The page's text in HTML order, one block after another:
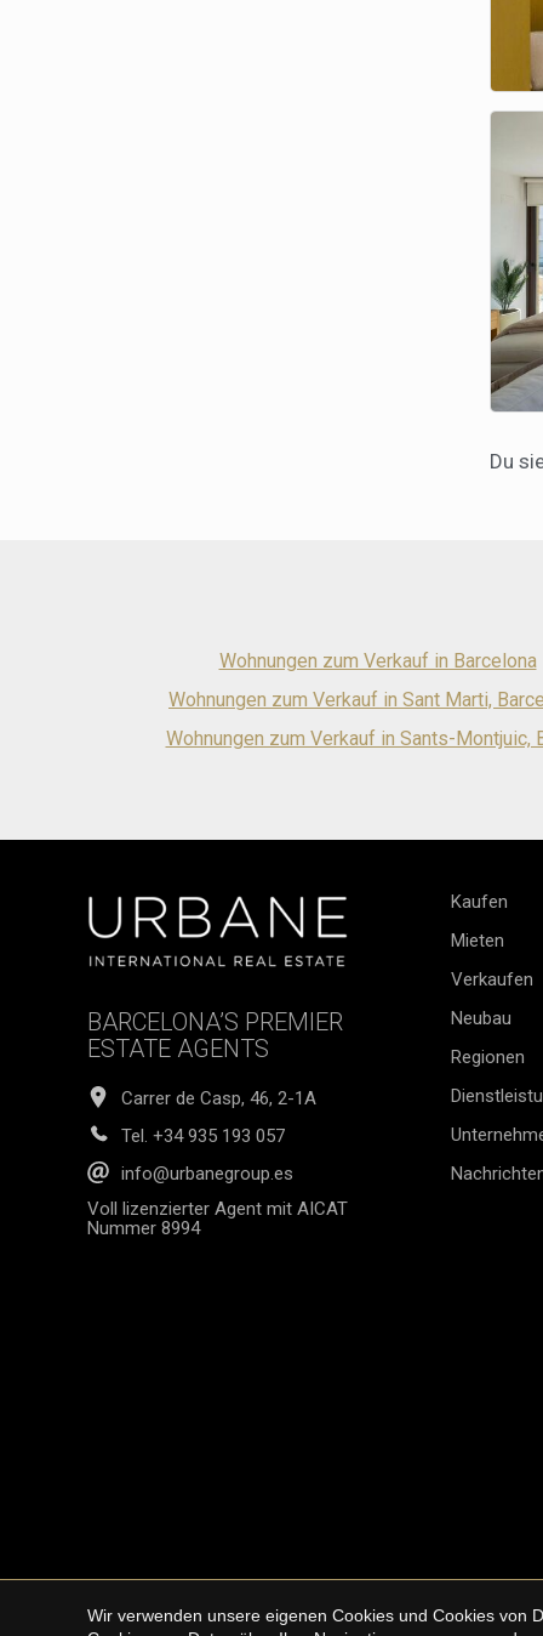
Du
Wohnungen zum Verkauf in Barcelona
Wohnungen zum Verkauf in Sant Marti,
Wohnungen zum Verkauf in Sants-Montjuic,
BARCELONA’S PREMIER
ESTATE AGENTS
Carrer de Casp, 46, 2-1A
Tel. +34 935 193 057
info@urbanegroup.es
Voll lizenzierter Agent mit AICAT
Nummer 8994
Kaufen
Mieten
Verkaufen
Neubau
Regionen
Wir verwenden unsere eigenen Cookies und Cookies von